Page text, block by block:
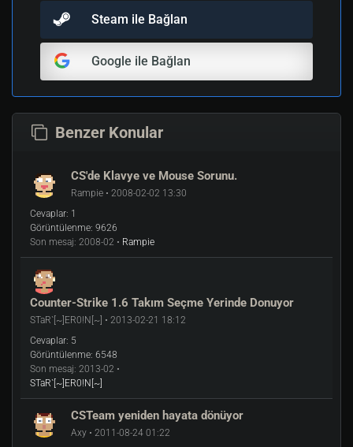
Steam ile Bağlan
Google ile Bağlan
Benzer Konular
CS'de Klavye ve Mouse Sorunu.
Rampie • 2008-02-02 13:30
Cevaplar: 1
Görüntülenme: 9626
Son mesaj: 2008-02 • Rampie
Counter-Strike 1.6 Takım Seçme Yerinde Donuyor
STaR`[~]ER0!N[~] • 2013-02-21 18:12
Cevaplar: 5
Görüntülenme: 6548
Son mesaj: 2013-02 •
STaR`[~]ER0!N[~]
CSTeam yeniden hayata dönüyor
Axy • 2011-08-24 01:22